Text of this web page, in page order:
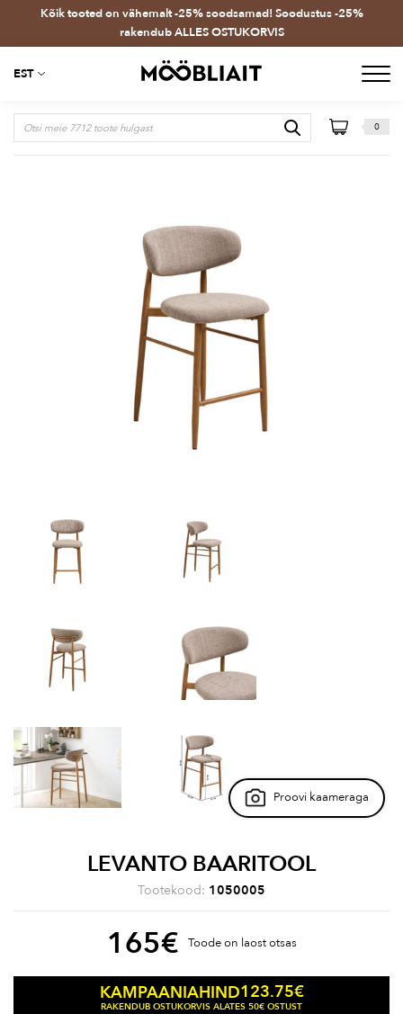
Kõik tooted on vähemalt -25% soodsamad! Soodustus -25%
rakendub ALLES OSTUKORVIS
EST
0
Proovi kaameraga
LEVANTO BAARITOOL
Tootekood: 1050005
165€ Toode on laost otsas
KAMPAANIAHIND123.75€
RAKENDUB OSTUKORVIS ALATES 50€ OSTUST